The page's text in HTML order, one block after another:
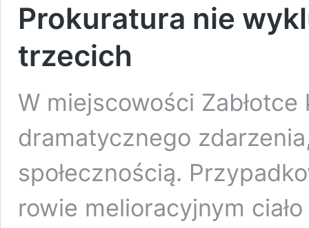
Prokuratura nie
trzecich
W miejscowości Zabłotce
dramatycznego
społecznością.
rowie melioracyjnym